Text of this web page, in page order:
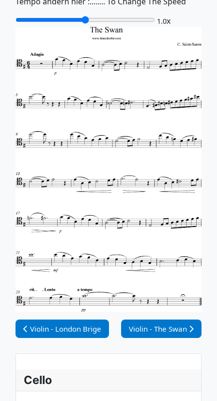
1.0x
Vorheriger Beitrag: Violin - London Brige
Violin - London Brige Nächster Beitrag: Violin -
Violin - The Swan
Cello